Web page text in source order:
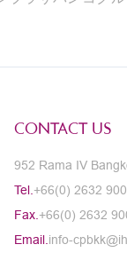
CONTACT US
952 Rama IV
Tel. +66(0) 2632
Fax. +66(0) 2632
Email. info-